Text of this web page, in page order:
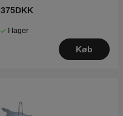
375DKK
I lager
Køb